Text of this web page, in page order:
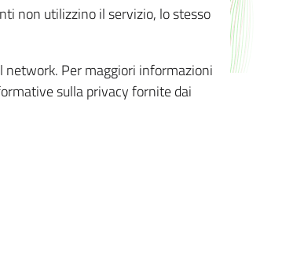
non utilizzino il servizio, lo stesso
network. Per maggiori informazioni
sulla privacy fornite dai